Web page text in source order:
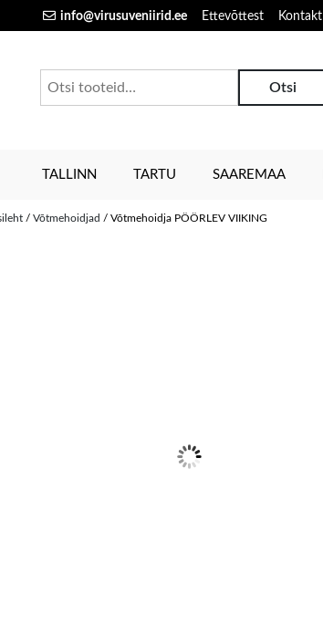
info@virusuveniirid.ee Ettevõttest Kontakt
Otsi:
Otsi
TALLINN TARTU SAAREMAA
/Võtmehoidjad / Võtmehoidja PÖÖRLEV VIIKING